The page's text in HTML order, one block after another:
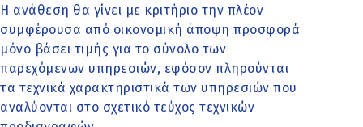
Η ανάθεση θα γίνει με κριτήριο την πλέον
συμφέρουσα από οικονομική άποψη προσφορά
μόνο βάσει τιμής για το σύνολο των
παρεχόμενων υπηρεσιών, εφόσον πληρούνται
τα τεχνικά χαρακτηριστικά των υπηρεσιών που
αναλύονται στο σχετικό τεύχος τεχνικών